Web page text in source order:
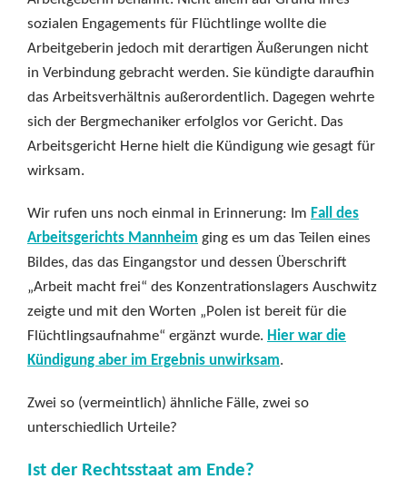
sozialen Engagements für Flüchtlinge wollte die
Arbeitgeberin jedoch mit derartigen Äußerungen nicht
in Verbindung gebracht werden. Sie kündigte daraufhin
das Arbeitsverhältnis außerordentlich. Dagegen wehrte
sich der Bergmechaniker erfolglos vor Gericht. Das
Arbeitsgericht Herne hielt die Kündigung wie gesagt für
wirksam.
Wir rufen uns noch einmal in Erinnerung: Im Fall des
Arbeitsgerichts Mannheim ging es um das Teilen eines
Bildes, das das Eingangstor und dessen Überschrift
„Arbeit macht frei“ des Konzentrationslagers Auschwitz
zeigte und mit den Worten „Polen ist bereit für die
Flüchtlingsaufnahme“ ergänzt wurde. Hier war die
Kündigung aber im Ergebnis unwirksam.
Zwei so (vermeintlich) ähnliche Fälle, zwei so
unterschiedlich Urteile?
Ist der Rechtsstaat am Ende?